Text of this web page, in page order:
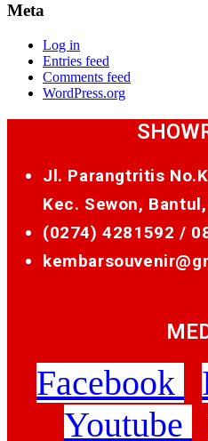
Meta
Log in
Entries feed
Comments feed
WordPress.org
Jl. Parangtritis
Kec. Sewon,
(0274) 4281592 /
Facebook
Youtube